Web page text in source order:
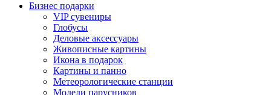
Бизнес подарки
VIP сувениры
Глобусы
Деловые аксессуары
Живописные картины
Икона в подарок
Картины и панно
Метеорологические станции
Модели парусников